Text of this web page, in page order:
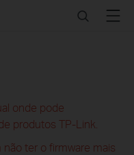
SearchMenu
onde pode
produtos TP-Link.
ter o firmware mais